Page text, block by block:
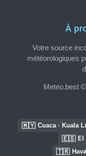
À
Votre source
météorologiques
Meteo.best
🇲🇾 Cuaca · Kuala
🇪🇸 El
🇹🇷